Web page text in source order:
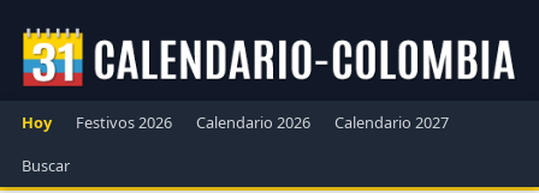
Hoy Festivos 2026 Calendario 2026
Calendario 2027
Buscar